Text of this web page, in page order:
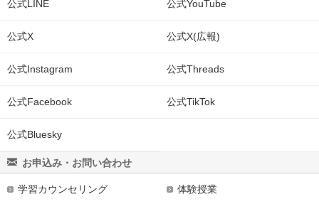
公式LINE 公式YouTube
公式X 公式X(広報)
公式Instagram 公式Threads
公式Facebook 公式TikTok
公式Bluesky
お申込み・お問い合わせ
学習カウンセリング 体験授業